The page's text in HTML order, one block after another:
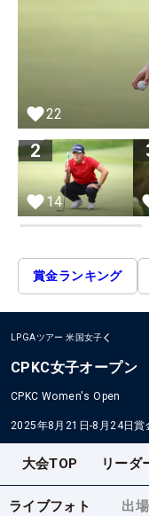
22
2
14
賞金ランキング
LPGAツアー 米国女子
CPKC女子オープン
CPKC Women's Open
2025年8月21日-8月24日賞
大会TOP リーダ
ライブフォト 出